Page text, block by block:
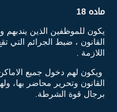
ماده 18
يكون للموظفين الذين يندبهم
القانون ، ضبط الجرائم التي
اللازمة .
ويكون لهم دخول جميع
القانون وتحرير محاضر بها،
برجال قوة الشرطة.